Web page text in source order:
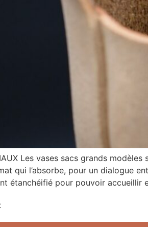
Les vases sacs grands
qui l’absorbe, pour un dialogue
étanchéifié pour pouvoir accueillir